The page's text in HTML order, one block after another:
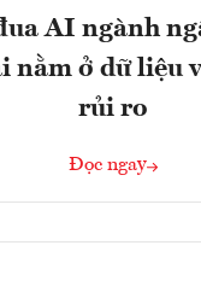
AI ngành
nằm ở dữ liệu
rủi ro
Đọc ngay